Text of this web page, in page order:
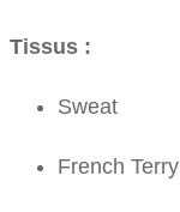
Tissus :
Sweat
French Terry